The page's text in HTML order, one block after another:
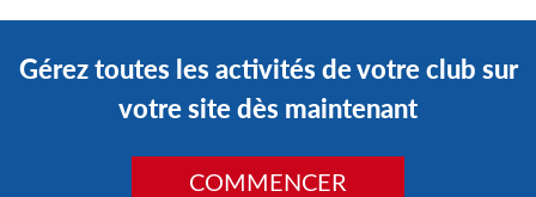
Gérez toutes les activités de votre club sur
votre site dès maintenant
COMMENCER